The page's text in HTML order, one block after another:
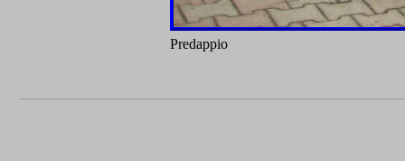
Predappio